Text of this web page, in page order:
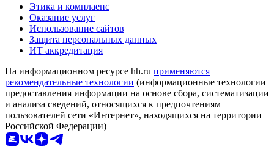
Этика и комплаенс
Оказание услуг
Использование сайтов
Защита персональных данных
ИТ аккредитация
На информационном ресурсе hh.ru применяются
рекомендательные технологии (информационные технологии
предоставления информации на основе сбора, систематизации
и анализа сведений, относящихся к предпочтениям
пользователей сети «Интернет», находящихся на территории
Российской Федерации)